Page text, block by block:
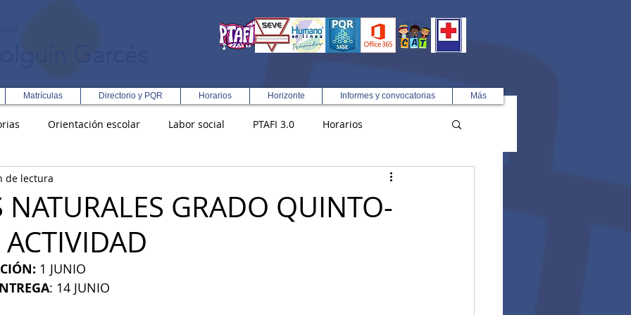
Matrículas Directorio y PQR Horarios Horizonte Informes y convocatorias Más
Orientación escolar Labor social PTAFI 3.0 Horarios
Integral en Turismo
Rectoría Democracia
NATURALES GRADO QUINTO-
ACTIVIDAD
de lectura
1 JUNIO
: 14 JUNIO